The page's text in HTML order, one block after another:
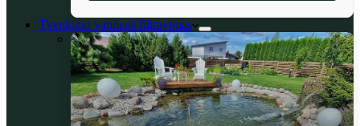
Tvenkinio vandens filtravimas